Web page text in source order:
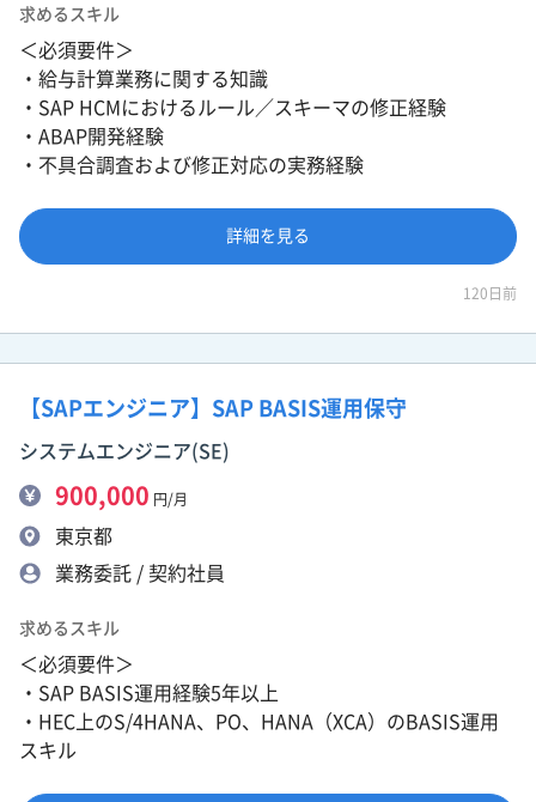
求めるスキル
＜必須要件＞
・給与計算業務に関する知識
・SAP HCMにおけるルール／スキーマの修正経験
・ABAP開発経験
・不具合調査および修正対応の実務経験
詳細を見る
120日前
【SAPエンジニア】SAP BASIS運用保守
システムエンジニア(SE)
900,000 円/月
東京都
業務委託 / 契約社員
求めるスキル
＜必須要件＞
・SAP BASIS運用経験5年以上
・HEC上のS/4HANA、PO、HANA（XCA）のBASIS運用
スキル